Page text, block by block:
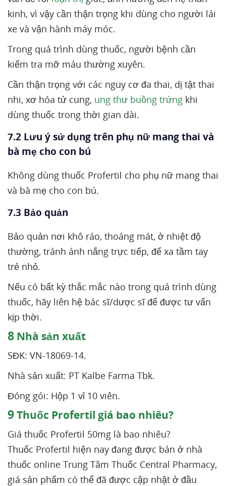
kinh, vì vậy cần thận trọng khi dùng cho người lái
xe và vận hành máy móc.
Trong quá trình dùng thuốc, người bệnh cần
kiểm tra mỡ máu thường xuyên.
Cần thận trọng với các nguy cơ đa thai, dị tật thai
nhi, xơ hóa tử cung, ung thư buồng trứng khi
dùng thuốc trong thời gian dài.
7.2 Lưu ý sử dụng trên phụ nữ mang thai và
bà mẹ cho con bú
Không dùng thuốc Profertil cho phụ nữ mang thai
và bà mẹ cho con bú.
7.3 Bảo quản
Bảo quản nơi khô ráo, thoáng mát, ở nhiệt độ
thường, tránh ánh nắng trực tiếp, để xa tầm tay
trẻ nhỏ.
Nếu có bất kỳ thắc mắc nào trong quá trình dùng
thuốc, hãy liên hệ bác sĩ/dược sĩ để được tư vấn
kịp thời.
8 Nhà sản xuất
SĐK: VN-18069-14.
Nhà sản xuất: PT Kalbe Farma Tbk.
Đóng gói: Hộp 1 vỉ 10 viên.
9Thuốc Profertil giá bao nhiêu?
Giá thuốc Profertil 50mg là bao nhiêu?
Thuốc Profertil hiện nay đang được bán ở nhà
thuốc online Trung Tâm Thuốc Central Pharmacy,
giá sản phẩm có thể đã được cập nhật ở đầu